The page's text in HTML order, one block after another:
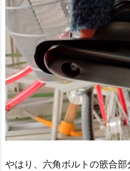
やはり、六角ボルトの篏合